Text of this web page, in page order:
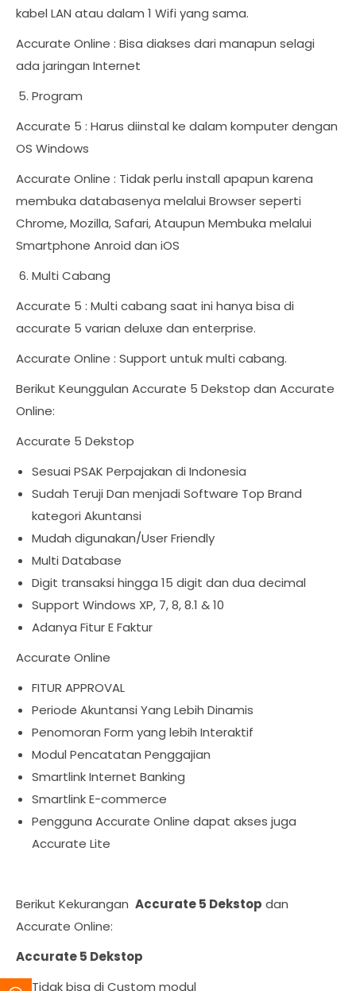
kabel LAN atau dalam 1 Wifi yang sama.
Accurate Online : Bisa diakses dari manapun selagi
ada jaringan Internet
Program
Accurate 5 : Harus diinstal ke dalam komputer dengan
OS Windows
Accurate Online : Tidak perlu install apapun karena
membuka databasenya melalui Browser seperti
Chrome, Mozilla, Safari, Ataupun Membuka melalui
Smartphone Anroid dan iOS
Multi Cabang
Accurate 5 : Multi cabang saat ini hanya bisa di
accurate 5 varian deluxe dan enterprise.
Accurate Online : Support untuk multi cabang.
Berikut Keunggulan Accurate 5 Dekstop dan Accurate
Online:
Accurate 5 Dekstop
Sesuai PSAK Perpajakan di Indonesia
Sudah Teruji Dan menjadi Software Top Brand
kategori Akuntansi
Mudah digunakan/User Friendly
Multi Database
Digit transaksi hingga 15 digit dan dua decimal
Support Windows XP, 7, 8, 8.1 & 10
Adanya Fitur E Faktur
Accurate Online
FITUR APPROVAL
Periode Akuntansi Yang Lebih Dinamis
Penomoran Form yang lebih Interaktif
Modul Pencatatan Penggajian
Smartlink Internet Banking
Smartlink E-commerce
Pengguna Accurate Online dapat akses juga
Accurate Lite
Berikut Kekurangan Accurate 5 Dekstop dan
Accurate Online:
Accurate 5 Dekstop
Tidak bisa di Custom modul